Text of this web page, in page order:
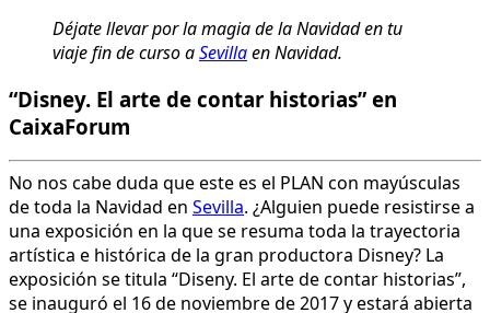
Déjate llevar por la magia de la Navidad en tu
viaje fin de curso aSevillaen Navidad.
“Disney. El arte de contar historias” en
CaixaForum
No nos cabe duda que este es el PLAN con mayúsculas
de toda la Navidad en Sevilla. ¿Alguien puede resistirse a
una exposición en la que se resuma toda la trayectoria
artística e histórica de la gran productora Disney? La
exposición se titula “Diseny. El arte de contar historias”,
se inauguró el 16 de noviembre de 2017 y estará abierta